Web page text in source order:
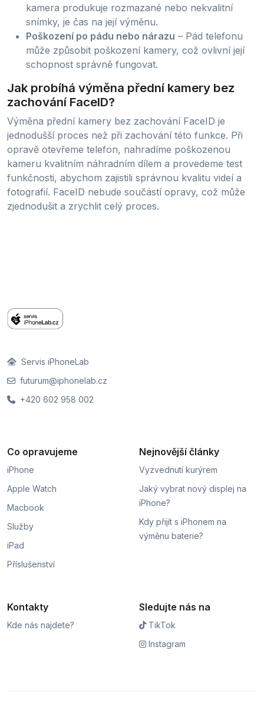
kamera produkuje rozmazané nebo nekvalitní
snímky, je čas na její výměnu.
Poškození po pádu nebo nárazu – Pád telefonu
může způsobit poškození kamery, což ovlivní její
schopnost správně fungovat.
Jak probíhá výměna přední kamery bez
zachování FaceID?
Výměna přední kamery bez zachování FaceID je
jednodušší proces než při zachování této funkce. Při
opravě otevřeme telefon, nahradíme poškozenou
kameru kvalitním náhradním dílem a provedeme test
funkčnosti, abychom zajistili správnou kvalitu videí a
fotografií. FaceID nebude součástí opravy, což může
zjednodušit a zrychlit celý proces.
Servis iPhoneLab
futurum@iphonelab.cz
+420 602 958 002
Co opravujeme
iPhone
Apple Watch
Macbook
Služby
iPad
Příslušenství
Nejnovější články
Vyzvednutí kurýrem
Jaký vybrat nový displej na
iPhone?
Kdy přijít s iPhonem na
výměnu baterie?
Kontakty
Kde nás najdete?
Sledujte nás na
TikTok
Instagram